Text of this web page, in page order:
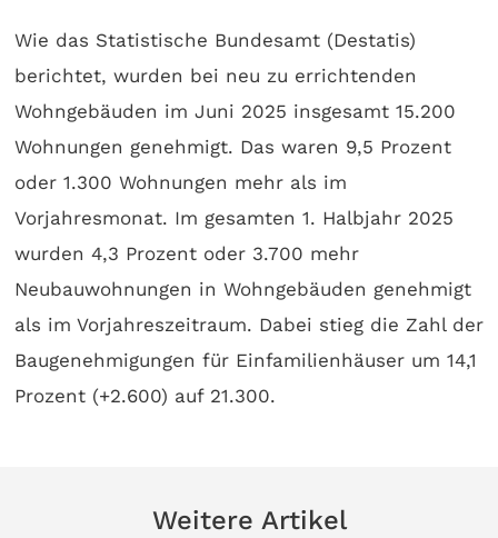
Wie das Statistische Bundesamt (Destatis)
berichtet, wurden bei neu zu errichtenden
Wohngebäuden im Juni 2025 insgesamt 15.200
Wohnungen genehmigt. Das waren 9,5 Prozent
oder 1.300 Wohnungen mehr als im
Vorjahresmonat. Im gesamten 1. Halbjahr 2025
wurden 4,3 Prozent oder 3.700 mehr
Neubauwohnungen in Wohngebäuden genehmigt
als im Vorjahreszeitraum. Dabei stieg die Zahl der
Baugenehmigungen für Einfamilienhäuser um 14,1
Prozent (+2.600) auf 21.300.
Weitere Artikel